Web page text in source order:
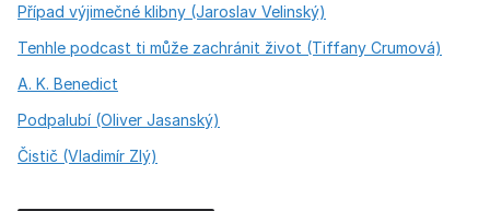
Případ výjimečné klibny (Jaroslav Velinský)
Tenhle podcast ti může zachránit život (Tiffany Crumová)
A. K. Benedict
Podpalubí (Oliver Jasanský)
Čistič (Vladimír Zlý)